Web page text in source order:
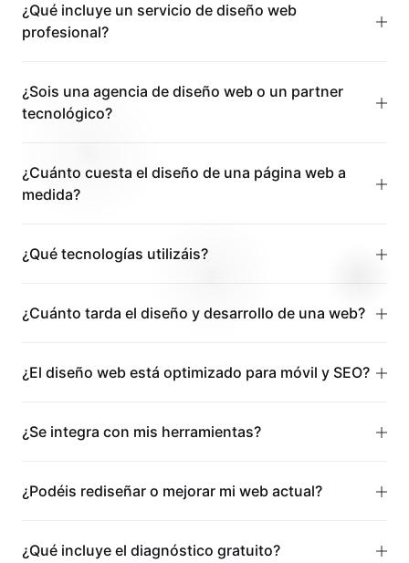
¿Qué incluye un servicio de diseño web
profesional?
¿Sois una agencia de diseño web o un partner
tecnológico?
¿Cuánto cuesta el diseño de una página web a
medida?
¿Qué tecnologías utilizáis?
¿Cuánto tarda el diseño y desarrollo de una web?
¿El diseño web está optimizado para móvil y SEO?
¿Se integra con mis herramientas?
¿Podéis rediseñar o mejorar mi web actual?
¿Qué incluye el diagnóstico gratuito?